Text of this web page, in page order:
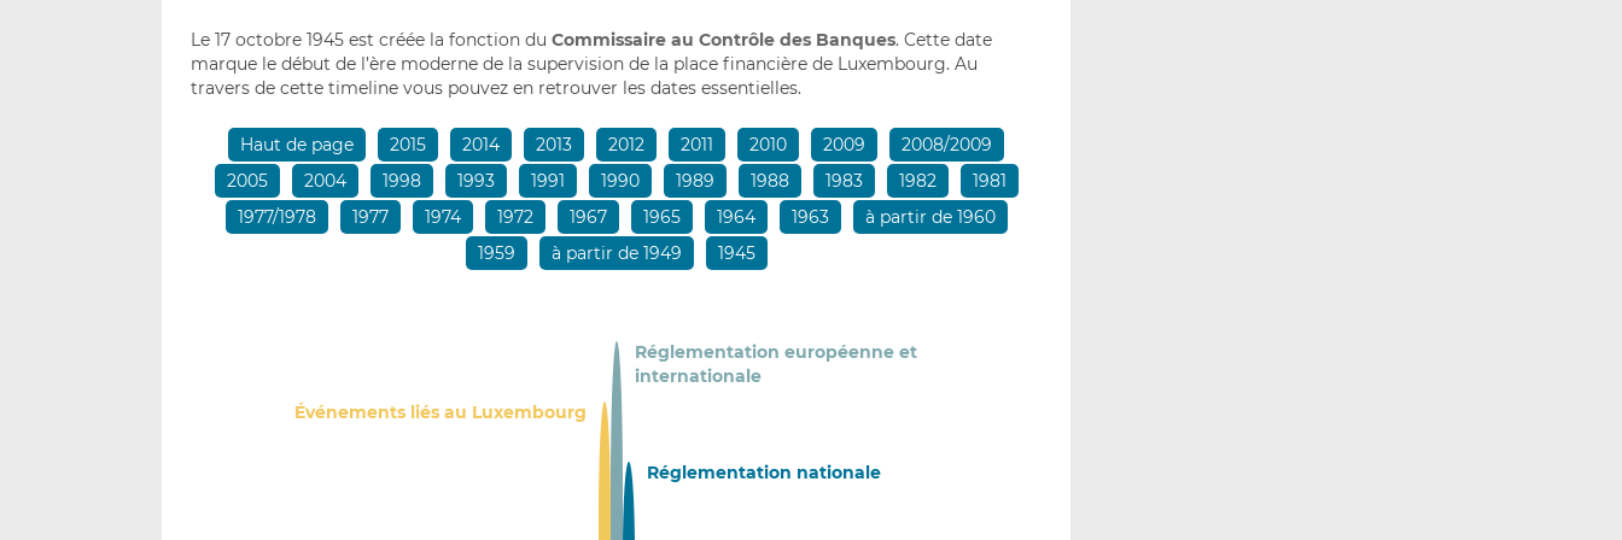
Le 17 octobre 1945 est créée la fonction duCommissaire au Contrôle des Banques. Cette date
marque le début de l’ère moderne de la supervision de la place financière de Luxembourg. Au
travers de cette timeline vous pouvez en retrouver les dates essentielles.
Haut de page 2015 2014 2013 2012 2011 2010 2009
2008/2009
2005
2004 1998 1993 1991 1990 1989 1988 1983 1982
1981
1977/1978
1977 1974 1972 1967 1965 1964 1963
à partir de 1960
1959
à partir de 1949 1945
Événements liés au Luxembourg
Réglementation européenne et
internationale
Réglementation nationale